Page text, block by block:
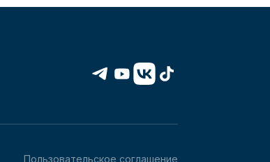
Пользовательское соглашение